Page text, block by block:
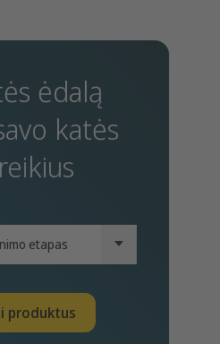
ėdalą
katės
produktus